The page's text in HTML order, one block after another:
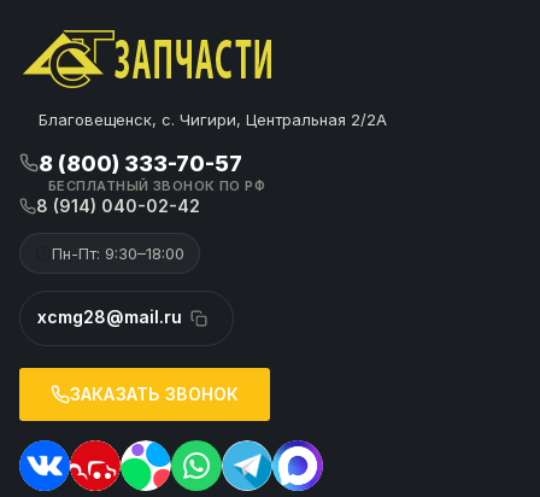
Благовещенск, с. Чигири, Центральная 2/2А
8 (800) 333-70-57
БЕСПЛАТНЫЙ ЗВОНОК ПО РФ
8 (914) 040-02-42
Пн-Пт: 9:30–18:00
xcmg28@mail.ru
ЗАКАЗАТЬ ЗВОНОК